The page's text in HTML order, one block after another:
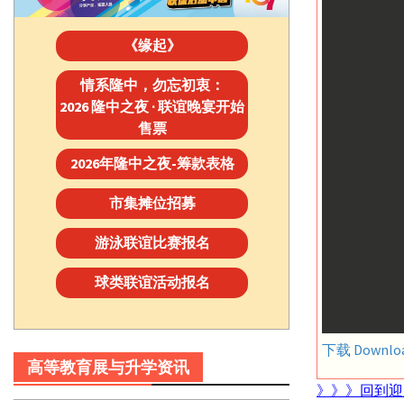
下载
》》》回到
《缘起》
情系隆中，勿忘初衷：
2026 隆中之夜 · 联谊晚宴开始
售票
2026年隆中之夜-筹款表格
市集摊位招募
游泳联谊比赛报名
球类联谊活动报名
高等教育展与升学资讯